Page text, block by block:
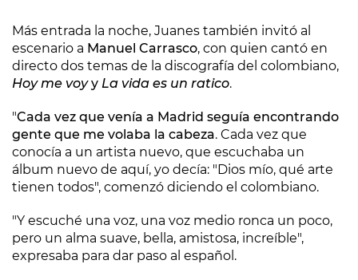
Más entrada la noche, Juanes también invitó al
escenario a Manuel Carrasco, con quien cantó en
directo dos temas de la discografía del colombiano,
Hoy me voyy La vida es un ratico.
"Cada vez que venía a Madrid seguía encontrando
gente que me volaba la cabeza. Cada vez que
conocía a un artista nuevo, que escuchaba un
álbum nuevo de aquí, yo decía: "Dios mío, qué arte
tienen todos", comenzó diciendo el colombiano.
"Y escuché una voz, una voz medio ronca un poco,
pero un alma suave, bella, amistosa, increíble",
expresaba para dar paso al español.